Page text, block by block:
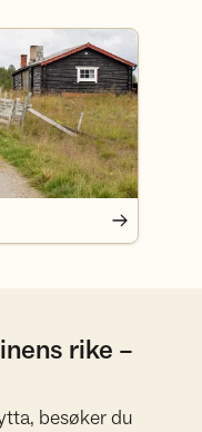
rike –
besøker du